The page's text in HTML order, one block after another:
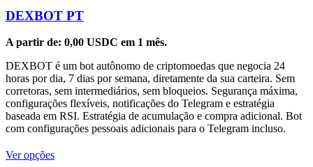
DEXBOT PT
A partir de: 0,00 USDC em 1 mês.
DEXBOT é um bot autônomo de criptomoedas que negocia 24
horas por dia, 7 dias por semana, diretamente da sua carteira. Sem
corretoras, sem intermediários, sem bloqueios. Segurança máxima,
configurações flexíveis, notificações do Telegram e estratégia
baseada em RSI. Estratégia de acumulação e compra adicional. Bot
com configurações pessoais adicionais para o Telegram incluso.
Ver opçõesEste